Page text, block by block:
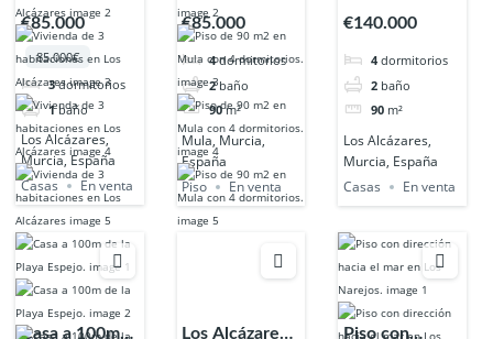
habitaciones
en Los
Alcázares
€85.000
85.000€
3 dormitorios
1 baño
Los Alcázares,
Murcia, España
Casas
En venta
en Mula con 4
dormitorios.
€85.000
4 dormitorios
2 baño
90 m²
Mula, Murcia,
España
Piso
En venta
Baja al lado en
Alcázares.
€140.000
4 dormitorios
2 baño
90 m²
Los Alcázares,
Murcia, España
Casas
En venta
Casa a 100m
Los Alcázares.
Piso con